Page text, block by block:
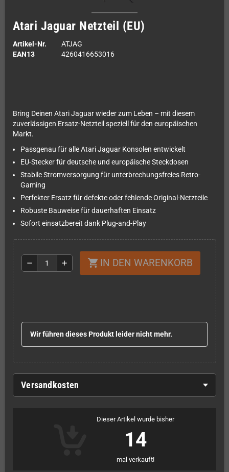
Atari Jaguar Netzteil (EU)
Artikel-Nr.
ATJAG
EAN13
4260416653016
Bring Deinen Atari Jaguar wieder zum Leben – mit diesem
zuverlässigen Ersatz-Netzteil speziell für den europäischen
Markt.
Passgenau für alle Atari Jaguar Konsolen entwickelt
EU-Stecker für deutsche und europäische Steckdosen
Stabile Stromversorgung für unterbrechungsfreies Retro-
Gaming
Perfekter Ersatz für defekte oder fehlende Original-Netzteile
Robuste Bauweise für dauerhaften Einsatz
Sofort einsatzbereit dank Plug-and-Play
remove add shopping_cart IN DEN WARENKORB
Wir führen dieses Produkt leider nicht mehr.
Versandkosten
Dieser Artikel wurde bisher
14
mal verkauft!